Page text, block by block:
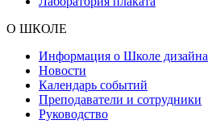
О ШКОЛЕ
Информация о Школе дизайна
Новости
Календарь событий
Преподаватели и сотрудники
Руководство